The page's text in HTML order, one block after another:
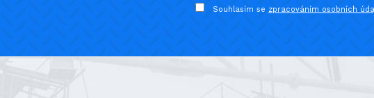
Souhlasím se zpracováním osobních